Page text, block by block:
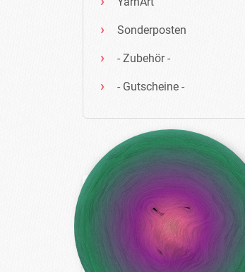
Sonderposten
- Zubehör -
- Gutscheine -